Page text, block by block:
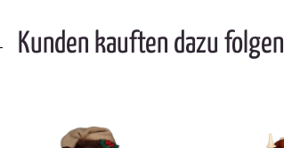
Kunden kauften dazu